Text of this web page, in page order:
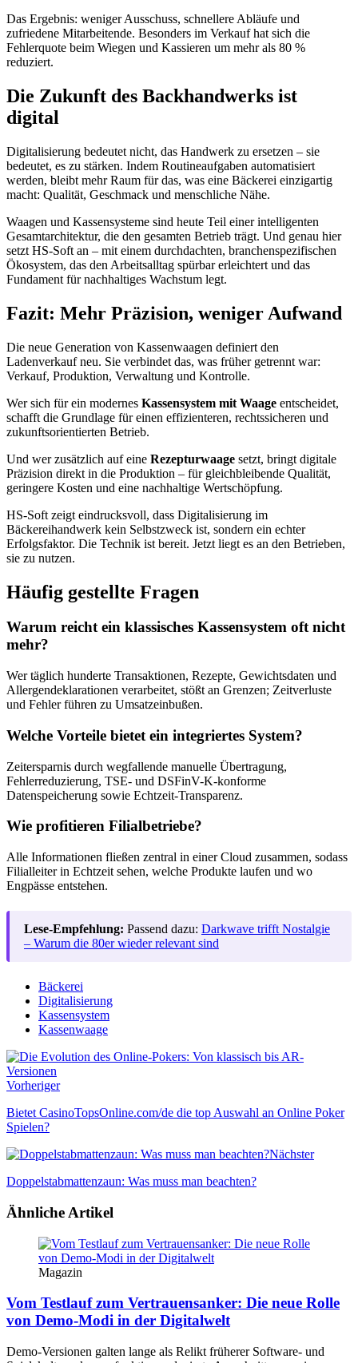
Das Ergebnis: weniger Ausschuss, schnellere Abläufe und
zufriedene Mitarbeitende. Besonders im Verkauf hat sich die
Fehlerquote beim Wiegen und Kassieren um mehr als 80 %
reduziert.
Die Zukunft des Backhandwerks ist
digital
Digitalisierung bedeutet nicht, das Handwerk zu ersetzen – sie
bedeutet, es zu stärken. Indem Routineaufgaben automatisiert
werden, bleibt mehr Raum für das, was eine Bäckerei einzigartig
macht: Qualität, Geschmack und menschliche Nähe.
Waagen und Kassensysteme sind heute Teil einer intelligenten
Gesamtarchitektur, die den gesamten Betrieb trägt. Und genau hier
setzt HS-Soft an – mit einem durchdachten, branchenspezifischen
Ökosystem, das den Arbeitsalltag spürbar erleichtert und das
Fundament für nachhaltiges Wachstum legt.
Fazit: Mehr Präzision, weniger Aufwand
Die neue Generation von Kassenwaagen definiert den
Ladenverkauf neu. Sie verbindet das, was früher getrennt war:
Verkauf, Produktion, Verwaltung und Kontrolle.
Wer sich für ein modernes Kassensystem mit Waage entscheidet,
schafft die Grundlage für einen effizienteren, rechtssicheren und
zukunftsorientierten Betrieb.
Und wer zusätzlich auf eine Rezepturwaage setzt, bringt digitale
Präzision direkt in die Produktion – für gleichbleibende Qualität,
geringere Kosten und eine nachhaltige Wertschöpfung.
HS-Soft zeigt eindrucksvoll, dass Digitalisierung im
Bäckereihandwerk kein Selbstzweck ist, sondern ein echter
Erfolgsfaktor. Die Technik ist bereit. Jetzt liegt es an den Betrieben,
sie zu nutzen.
Häufig gestellte Fragen
Warum reicht ein klassisches Kassensystem oft nicht
mehr?
Wer täglich hunderte Transaktionen, Rezepte, Gewichtsdaten und
Allergendeklarationen verarbeitet, stößt an Grenzen; Zeitverluste
und Fehler führen zu Umsatzeinbußen.
Welche Vorteile bietet ein integriertes System?
Zeitersparnis durch wegfallende manuelle Übertragung,
Fehlerreduzierung, TSE- und DSFinV-K-konforme
Datenspeicherung sowie Echtzeit-Transparenz.
Wie profitieren Filialbetriebe?
Alle Informationen fließen zentral in einer Cloud zusammen, sodass
Filialleiter in Echtzeit sehen, welche Produkte laufen und wo
Engpässe entstehen.
Lese-Empfehlung: Passend dazu: Darkwave trifft Nostalgie
– Warum die 80er wieder relevant sind
Bäckerei
Digitalisierung
Kassensystem
Kassenwaage
Vorheriger
Bietet CasinoTopsOnline.com/de die top Auswahl an Online Poker
Spielen?
Nächster
Doppelstabmattenzaun: Was muss man beachten?
Ähnliche Artikel
Magazin
Vom Testlauf zum Vertrauensanker: Die neue Rolle
von Demo-Modi in der Digitalwelt
Demo-Versionen galten lange als Relikt früherer Software- und